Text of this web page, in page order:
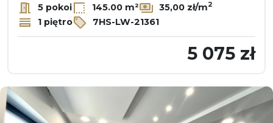
5 pokoi 145.00 m² 35,00 zł/m2
1 piętro 7HS-LW-21361
5 075 zł